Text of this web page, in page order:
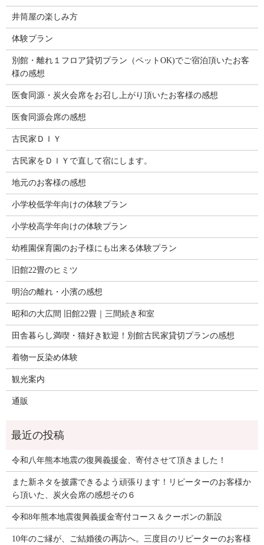
井筒屋の楽しみ方
体験プラン
別館・離れ１フロア貸切プラン（ペットOK)でご宿泊頂いたお客
様の感想
医食同源・炭火会席をお召し上がり頂いたお客様の感想
医食同源会席の感想
古民家ＤＩＹ
古民家をＤＩＹで直して宿にします。
地元のお客様の感想
小学校低学年向けの体験プラン
小学校高学年向けの体験プラン
幼稚園保育園のお子様にも出来る体験プラン
旧館22畳のヒミツ
明治の離れ・小濱の感想
昭和の大広間 旧館22畳｜三間続き和室
田舎暮らし満喫・猫好き歓迎！別館古民家貸切プランの感想
着物一反染め体験
観光案内
通販
令和八年熊本地震の復興義援金、寄付させて頂きました！
また新ネタを披露できるよう頑張ります！リピーターのお客様か
ら頂いた、炭火会席の感想その６
令和8年熊本地震復興義援金寄付コース＆クーポンの新設
10年のご縁が、ご結婚後の再訪へ。三度目のリピーターのお客様